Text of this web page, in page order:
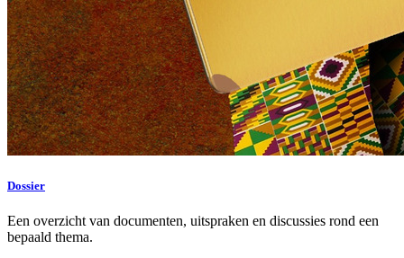
Dossier
Een overzicht van documenten, uitspraken en discussies rond een
bepaald thema.